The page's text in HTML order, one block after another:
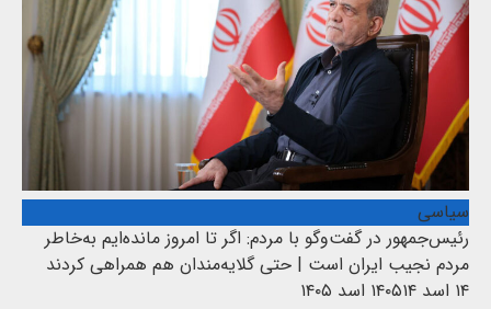
سیاسی
رئیس‌جمهور در گفت‌وگو با مردم: اگر تا امروز مانده‌ایم به‌خاطر
مردم نجیب ایران است | حتی گلایه‌مندان هم همراهی کردند
۱۴ اسد ۱۴۰۵
۱۴ اسد ۱۴۰۵